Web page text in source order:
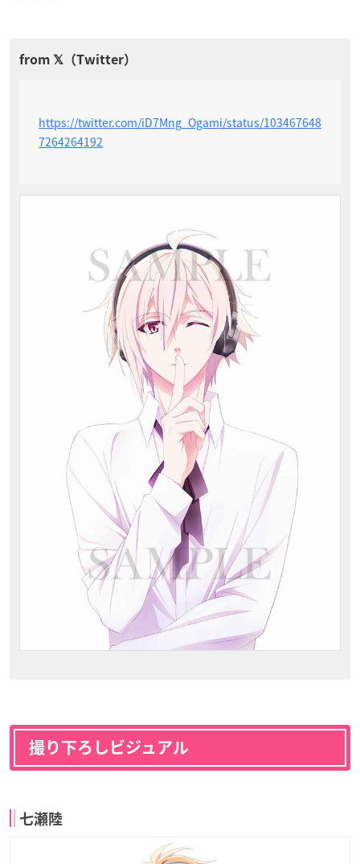
https://twitter.com/iD7Mng_Ogami/status/103467648
7264264192
撮り下ろしビジュアル
七瀬陸